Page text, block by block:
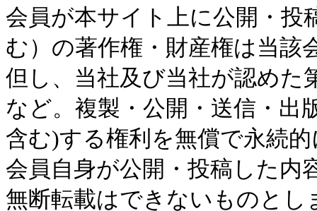
会員が本サイト上に公開・投
む）の著作権・財産権は当該
但し、当社及び当社が認めた
など。複製・公開・送信・出
含む)する権利を無償で永続
会員自身が公開・投稿した内
無断転載はできないものと